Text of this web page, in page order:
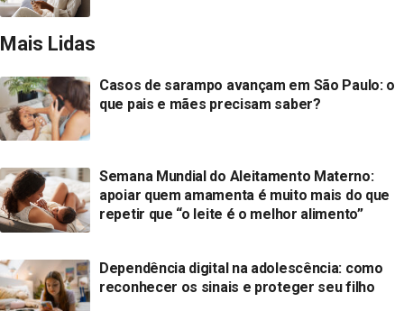
Mais Lidas
Casos de sarampo avançam em São Paulo: o
que pais e mães precisam saber?
Semana Mundial do Aleitamento Materno:
apoiar quem amamenta é muito mais do que
repetir que “o leite é o melhor alimento”
Dependência digital na adolescência: como
reconhecer os sinais e proteger seu filho